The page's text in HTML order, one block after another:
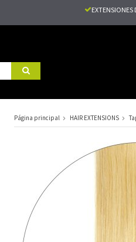
Página principal HAIR EXTENSIONS